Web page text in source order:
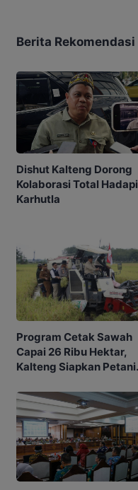
Berita Rekomendasi
Dishut Kalteng Dorong
Kolaborasi Total Hadapi
Karhutla
Program Cetak Sawah
Capai 26 Ribu Hektar,
Kalteng Siapkan Petani